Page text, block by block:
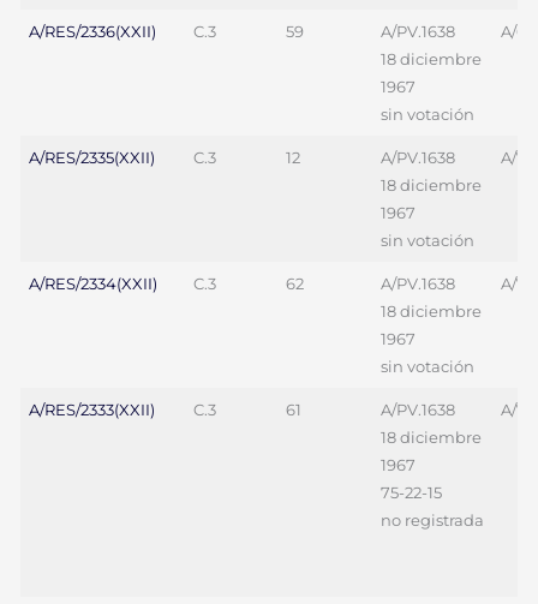
A/RES/2336(XXII) C.3 59
A/PV.1638
18 diciembre
1967
sin votación
A/
A/RES/2335(XXII) C.3 12
A/PV.1638
18 diciembre
1967
sin votación
A/
A/RES/2334(XXII) C.3 62
A/PV.1638
18 diciembre
1967
sin votación
A/
A/RES/2333(XXII) C.3 61
A/PV.1638
18 diciembre
1967
75-22-15
no registrada
A/